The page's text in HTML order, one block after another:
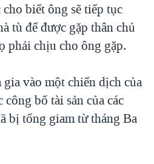
biết ông sẽ tiếp tục
tù để được gặp thân chủ
phải chịu cho ông gặp.
vào một chiến dịch của
bố tài sản của các
bị tống giam từ tháng Ba